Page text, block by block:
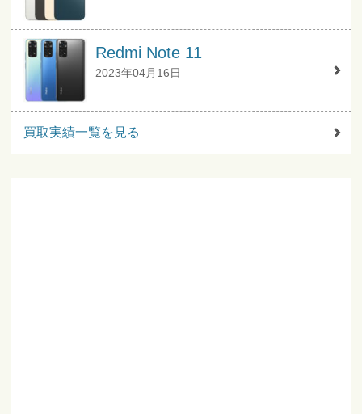
Redmi Note 11
2023年04月16日
買取実績一覧を見る